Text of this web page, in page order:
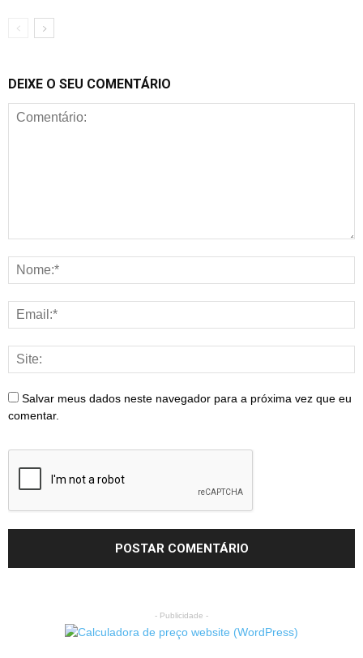
DEIXE O SEU COMENTÁRIO
Salvar meus dados neste navegador para a próxima vez que eu
comentar.
- Publicidade -